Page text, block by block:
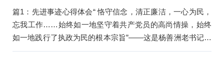
篇1：先进事迹心得体会“ 恪守信念，清正廉洁，一心为民，
忘我工作……始终如一地坚守着共产党员的高尚情操，始终
如一地践行了执政为民的根本宗旨”——这是杨善洲老书记最
本质的精神